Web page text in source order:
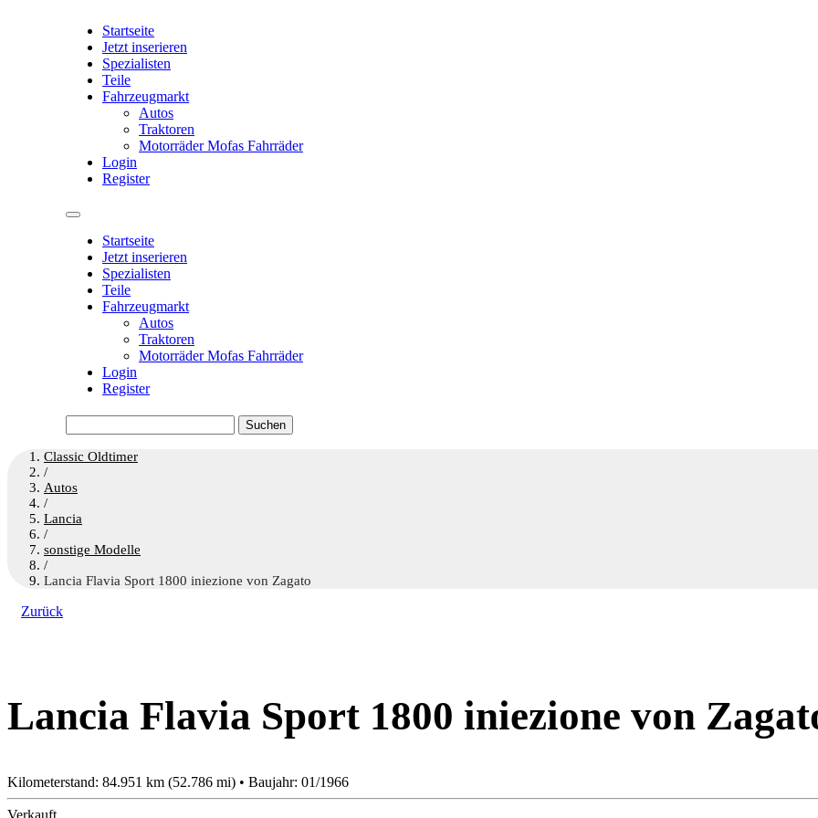
Startseite
Jetzt inserieren
Spezialisten
Teile
Fahrzeugmarkt
Autos
Traktoren
Motorräder Mofas Fahrräder
Login
Register
Startseite
Jetzt inserieren
Spezialisten
Teile
Fahrzeugmarkt
Autos
Traktoren
Motorräder Mofas Fahrräder
Login
Register
nach:
Classic Oldtimer
/
Autos
/
Lancia
/
sonstige Modelle
/
Lancia Flavia Sport 1800 iniezione von Zagato
Zurück
Lancia Flavia Sport 1800 iniezione von
Kilometerstand: 84.951 km (52.786 mi) • Baujahr: 01/1966
Verkauft